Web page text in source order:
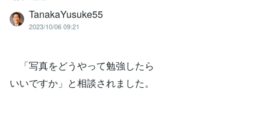
TanakaYusuke55
2023/10/06 09:21
「写真をどうやって勉強したら
いいですか」と相談されました。